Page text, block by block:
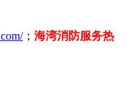
； 海湾消防服务热